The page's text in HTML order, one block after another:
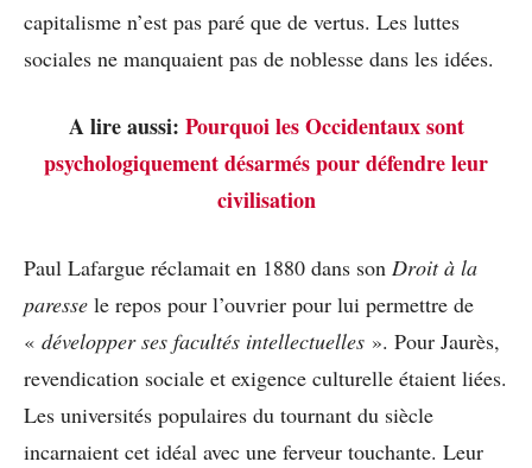
capitalisme n’est pas paré que de vertus. Les luttes
sociales ne manquaient pas de noblesse dans les idées.
A lire aussi: Pourquoi les Occidentaux sont
psychologiquement désarmés pour défendre leur
civilisation
Paul Lafargue réclamait en 1880 dans son Droit à la
paresse le repos pour l’ouvrier pour lui permettre de
« développer ses facultés intellectuelles ». Pour Jaurès,
revendication sociale et exigence culturelle étaient liées.
Les universités populaires du tournant du siècle
incarnaient cet idéal avec une ferveur touchante. Leur